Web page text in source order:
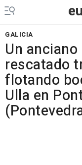
GALICIA
Un
rescatado
flotando
Ulla en